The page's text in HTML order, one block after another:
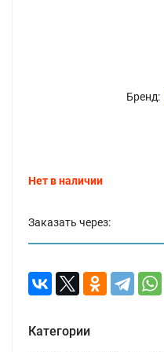
Бренд:
Нет в наличии
Заказать через:
Категории